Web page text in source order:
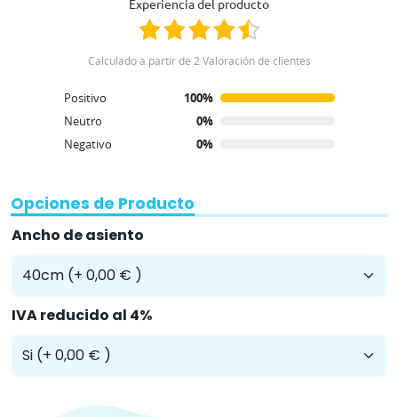
Experiencia del producto
Calculado a partir de 2 Valoración de clientes
Positivo
100%
Neutro
0%
Negativo
0%
Opciones de Producto
Ancho de asiento
IVA reducido al 4%